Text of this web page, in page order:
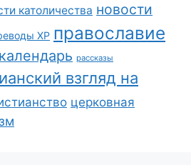
католичества новости
ХР православие
рассказы
взгляд на
церковная